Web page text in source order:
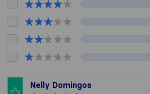
Nelly Domingos